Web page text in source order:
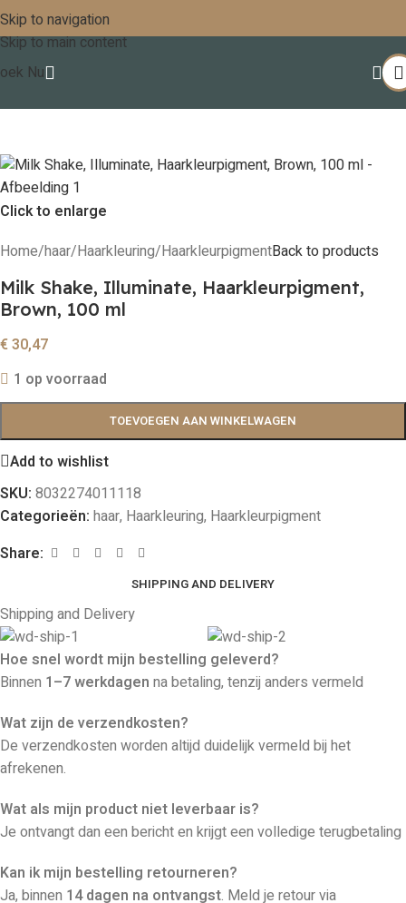
Skip to navigation
Skip to main content
Nu
Click to enlarge
Home/haar/Haarkleuring/HaarkleurpigmentBack to products
Milk Shake, Illuminate, Haarkleurpigment,
Brown, 100 ml
€30,47
1 op voorraad
TOEVOEGEN AAN WINKELWAGEN
Add to wishlist
SKU: 8032274011118
Categorieën: haar, Haarkleuring, Haarkleurpigment
Share:
SHIPPING AND DELIVERY
Shipping and Delivery
Hoe snel wordt mijn bestelling geleverd?
Binnen 1–7 werkdagen na betaling, tenzij anders vermeld
Wat zijn de verzendkosten?
De verzendkosten worden altijd duidelijk vermeld bij het
afrekenen.
Wat als mijn product niet leverbaar is?
Je ontvangt dan een bericht en krijgt een volledige terugbetaling
Kan ik mijn bestelling retourneren?
Ja, binnen 14 dagen na ontvangst. Meld je retour via